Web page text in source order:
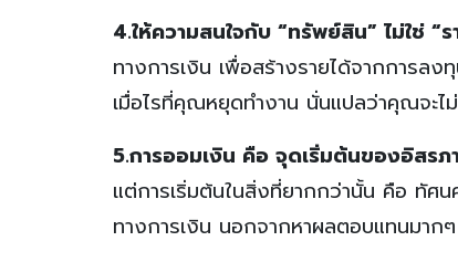
4.ให้ความสนใจกับ “ทรัพย์สิน” ไม่ใช่ “ร
ทางการเงิน เพื่อสร้างรายได้จากการลง
เมื่อไรที่คุณหยุดทำงาน นั่นแปลว่าคุณจะไ
5.การออมเงิน คือ จุดเริ่มต้นของอิสรภ
แต่การเริ่มต้นในสิ่งที่ยากกว่านั้น คือ ทัศ
ทางการเงิน นอกจากหาผลตอบแทนมาก